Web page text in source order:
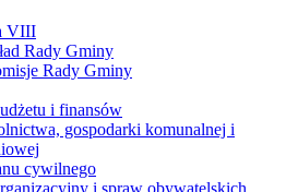
VIII
Rady Gminy
Rady Gminy
i finansów
gospodarki komunalnej i
cywilnego